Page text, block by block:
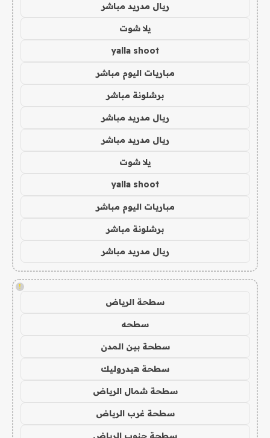
ريال مدريد مباشر
يلا شوت
yalla shoot
مباريات اليوم مباشر
برشلونة مباشر
ريال مدريد مباشر
ريال مدريد مباشر
يلا شوت
yalla shoot
مباريات اليوم مباشر
برشلونة مباشر
ريال مدريد مباشر
!
سطحة الرياض
سطحه
سطحة بين المدن
سطحة هيدروليك
سطحة شمال الرياض
سطحة غرب الرياض
سطحة جنوب الرياض